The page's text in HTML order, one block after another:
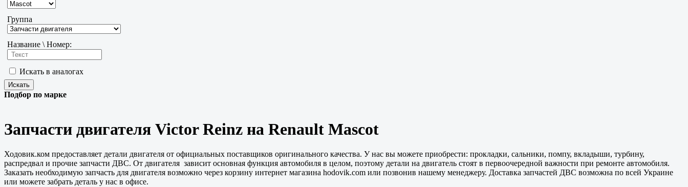
Группа
Название \ Номер:
Искать в аналогах
Подбор по марке
Запчасти двигателя Victor Reinz на Renault Mascot
Ходовик.ком предоставляет детали двигателя от официальных поставщиков оригинального качества. У нас вы можете приобрести: прокладки, сальники, помпу, вкладыши, турбину,
распредвал и прочие запчасти ДВС. От двигателя зависит основная функция автомобиля в целом, поэтому детали на двигатель стоят в первоочередной важности при ремонте автомобиля.
Заказать необходимую запчасть для двигателя возможно через корзину интернет магазина hodovik.com или позвонив нашему менеджеру. Доставка запчастей ДВС возможна по всей Украине
или можете забрать деталь у нас в офисе.